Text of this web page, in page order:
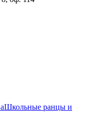
Школьные ранцы и